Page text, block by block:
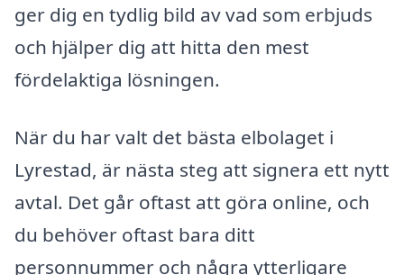
ger dig en tydlig bild av vad som erbjuds
och hjälper dig att hitta den mest
fördelaktiga lösningen.
När du har valt det bästa elbolaget i
Lyrestad, är nästa steg att signera ett nytt
avtal. Det går oftast att göra online, och
du behöver oftast bara ditt
personnummer och några ytterligare